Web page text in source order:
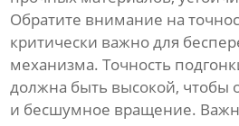
Обратите внимание на
критически важно для
механизма. Точность
должна быть высокой, чтобы
и бесшумное вращение.